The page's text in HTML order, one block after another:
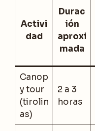
Activi
dad
Durac
ión
aproxi
mada
Canop
y tour
(tirolin
as)
2 a 3
horas